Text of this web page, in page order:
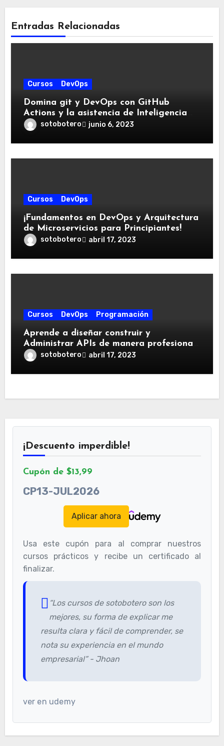
Entradas Relacionadas
Cursos DevOps
Domina git y DevOps con GitHub
Actions y la asistencia de Inteligencia
Artificial para Integración Continua con
sotobotero junio 6, 2023
Cursos DevOps
¡Fundamentos en DevOps y Arquitectura
de Microservicios para Principiantes!
sotobotero abril 17, 2023
Cursos DevOps Programación
Aprende a diseñar construir y
Administrar APIs de manera profesional
con WSO2
sotobotero abril 17, 2023
¡Descuento imperdible!
Cupón de $13,99
CP13-JUL2026
Aplicar ahora
Usa este cupón para al comprar nuestros
cursos prácticos y recibe un certificado al
finalizar.
“Los cursos de sotobotero son los
mejores, su forma de explicar me
resulta clara y fácil de comprender, se
nota su experiencia en el mundo
empresarial” - Jhoan
ver en udemy